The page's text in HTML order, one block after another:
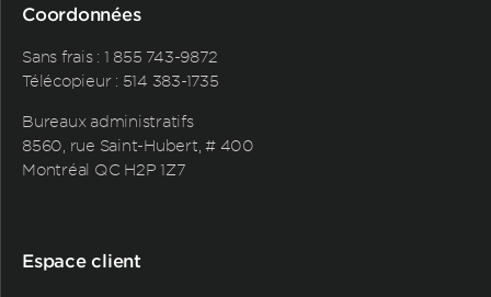
Coordonnées
Sans frais : 1 855 743-9872
Télécopieur : 514 383-1735
Bureaux administratifs
8560, rue Saint-Hubert, # 400
Montréal QC H2P 1Z7
Espace client